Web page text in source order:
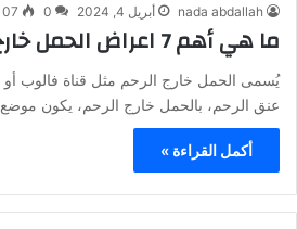
nada abdallah أبريل 4, 2024 0
ما هي أهم 7 اعراض الحمل خارج الرحم وعلاجه
يُسمى الحمل خارج الرحم مثل قناة فالوب أو
عنق الرحم، بالحمل خارج الرحم، يكون
أكمل القراءة »